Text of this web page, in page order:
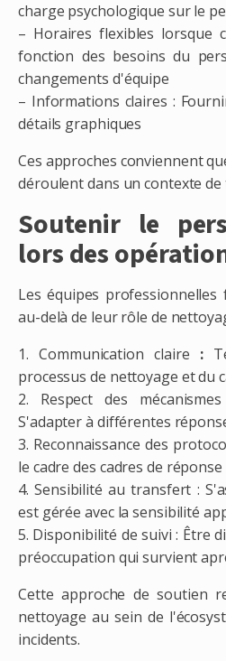
charge psychologique sur le
– Horaires flexibles lorsque
fonction des besoins du
changements d'équipe
– Informations claires :
détails graphiques
Ces approches conviennent
déroulent dans un contexte
Soutenir le
lors des
Les équipes
au-delà de leur rôle de
1. Communication claire :
processus de nettoyage et du
2. Respect des
S'adapter à différentes
3. Reconnaissance des
le cadre des cadres de
4. Sensibilité au transfert :
est gérée avec la sensibilité
5. Disponibilité de suivi : Être
préoccupation qui survient
Cette approche de soutien
nettoyage au sein de
incidents.